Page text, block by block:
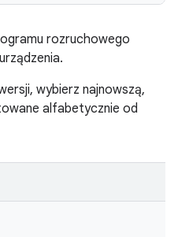
rozruchowego
wybierz najnowszą,
alfabetycznie od